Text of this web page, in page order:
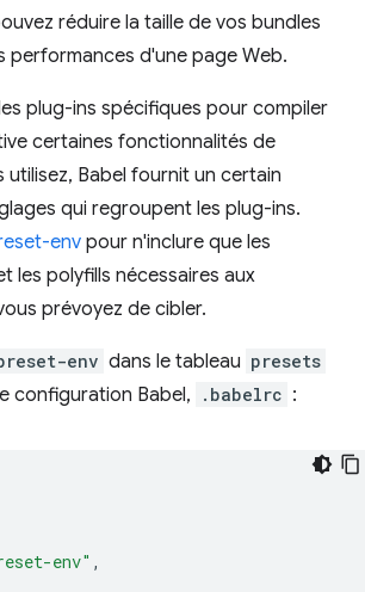
réduire la taille de vos bundles
performances d'une page Web.
plug-ins spécifiques pour compiler
certaines fonctionnalités de
utilisez, Babel fournit un certain
qui regroupent les plug-ins.
env pour n'inclure que les
les polyfills nécessaires aux
prévoyez de cibler.
env dans le tableau presets
configuration Babel, .babelrc :
env" ,